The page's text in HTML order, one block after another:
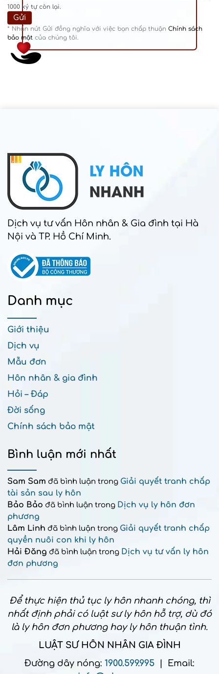
1000 ký tự còn lại.
* Nhấn nút Gửi đồng nghĩa với việc bạn chấp thuận Chính sách
bảo mật của chúng tôi.
Dịch vụ tư vấn Hôn nhân & Gia đình tại Hà
Nội và TP. Hồ Chí Minh.
Danh mục
Giới thiệu
Dịch vụ
Mẫu đơn
Hôn nhân & gia đình
Hỏi – Đáp
Đời sống
Chính sách bảo mật
Bình luận mới nhất
Sam Sam đã bình luận trong Giải quyết tranh chấp
tài sản sau ly hôn
Bảo Bảo đã bình luận trong Dịch vụ ly hôn đơn
phương
Lâm Linh đã bình luận trong Giải quyết tranh chấp
quyền nuôi con khi ly hôn
Hải Đăng đã bình luận trong Dịch vụ tư vấn ly hôn
đơn phương
Để thực hiện thủ tục ly hôn nhanh chóng, thì
nhất định phải có luật sư ly hôn hỗ trợ, dù đó
là ly hôn đơn phương hay ly hôn thuận tình.
LUẬT SƯ HÔN NHÂN GIA ĐÌNH
Đường dây nóng: 1900.599.995 | Email: